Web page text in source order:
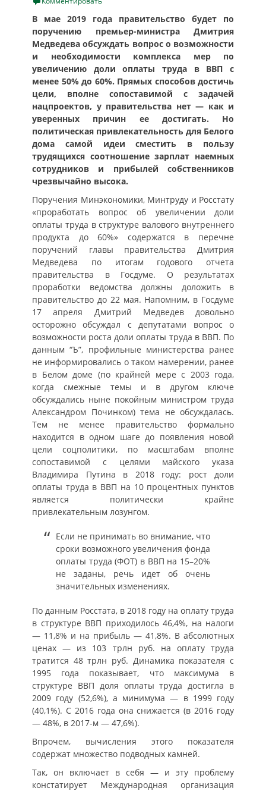
В мае 2019 года правительство будет по
поручению премьер-министра Дмитрия
Медведева обсуждать вопрос о возможности
и необходимости комплекса мер по
увеличению доли оплаты труда в ВВП с
менее 50% до 60%. Прямых способов достичь
цели, вполне сопоставимой с задачей
нацпроектов, у правительства нет — как и
уверенных причин ее достигать. Но
политическая привлекательность для Белого
дома самой идеи сместить в пользу
трудящихся соотношение зарплат наемных
сотрудников и прибылей собственников
чрезвычайно высока.
Поручения Минэкономики, Минтруду и Росстату
«проработать вопрос об увеличении доли
оплаты труда в структуре валового внутреннего
продукта до 60%» содержатся в перечне
поручений главы правительства Дмитрия
Медведева по итогам годового отчета
правительства в Госдуме. О результатах
проработки ведомства должны доложить в
правительство до 22 мая. Напомним, в Госдуме
17 апреля Дмитрий Медведев довольно
осторожно обсуждал с депутатами вопрос о
возможности роста доли оплаты труда в ВВП. По
данным “Ъ”, профильные министерства ранее
не информировались о таком намерении, ранее
в Белом доме (по крайней мере с 2003 года,
когда смежные темы и в другом ключе
обсуждались ныне покойным министром труда
Александром Починком) тема не обсуждалась.
Тем не менее правительство формально
находится в одном шаге до появления новой
цели соцполитики, по масштабам вполне
сопоставимой с целями майского указа
Владимира Путина в 2018 году: рост доли
оплаты труда в ВВП на 10 процентных пунктов
является политически крайне
привлекательным лозунгом.
Если не принимать во внимание, что
сроки возможного увеличения фонда
оплаты труда (ФОТ) в ВВП на 15–20%
не заданы, речь идет об очень
значительных изменениях.
По данным Росстата, в 2018 году на оплату труда
в структуре ВВП приходилось 46,4%, на налоги
— 11,8% и на прибыль — 41,8%. В абсолютных
ценах — из 103 трлн руб. на оплату труда
тратится 48 трлн руб. Динамика показателя с
1995 года показывает, что максимума в
структуре ВВП доля оплаты труда достигла в
2009 году (52,6%), а минимума — в 1999 году
(40,1%). С 2016 года она снижается (в 2016 году
— 48%, в 2017-м — 47,6%).
Впрочем, вычисления этого показателя
содержат множество подводных камней.
Так, он включает в себя — и эту проблему
констатирует Международная организация